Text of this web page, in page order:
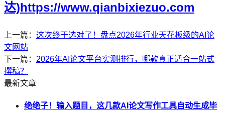
达)https://www.qianbixiezuo.com
上一篇： 这次终于选对了！盘点2026年行业天花板级的AI论
文网站
下一篇： 2026年AI论文平台实测排行，哪款真正适合一站式
撰稿？
最新文章
绝绝子！输入题目，这几款AI论文写作工具自动生成毕